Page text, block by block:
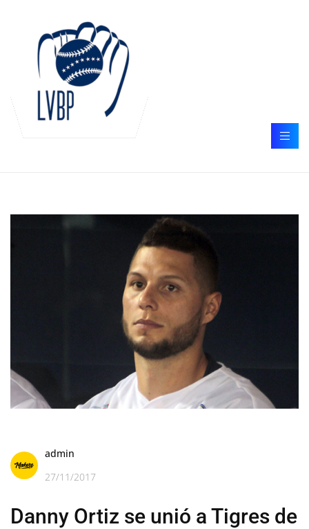
admin
27/11/2017
Danny Ortiz se unió a Tigres de